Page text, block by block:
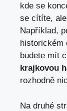
kde se
se cítíte,
Například,
historickém
budete mít
krajkovou
rozhodně
Na druhé